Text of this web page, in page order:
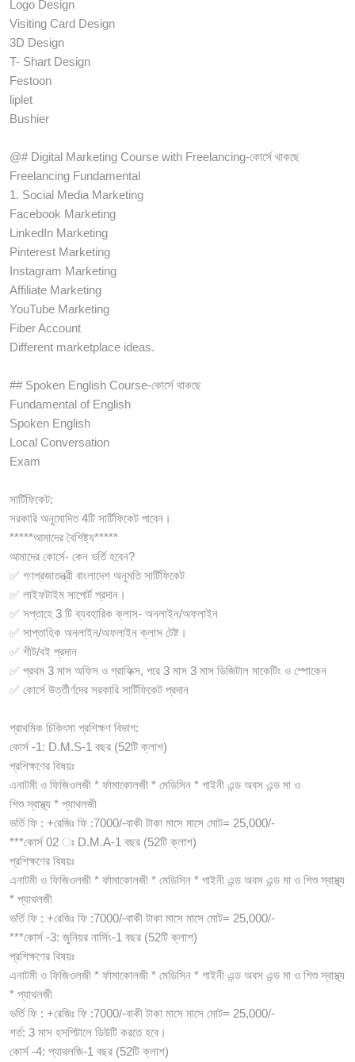
Logo Design
Visiting Card Design
3D Design
T- Shart Design
Festoon
liplet
Bushier
@# Digital Marketing Course with Freelancing-কোর্সে থাকছে
Freelancing Fundamental
1. Social Media Marketing
Facebook Marketing
LinkedIn Marketing
Pinterest Marketing
Instagram Marketing
Affiliate Marketing
YouTube Marketing
Fiber Account
Different marketplace ideas.
## Spoken English Course-কোর্সে থাকছে
Fundamental of English
Spoken English
Local Conversation
Exam
সার্টিফিকেট:
সরকারি অনুমোদিত 4টি সার্টিফিকেট পাবেন।
*****আমাদের বৈশিষ্ট্য*****
আমাদের কোর্সে- কেন ভর্তি হবেন?
✅ গণপ্রজাতন্ত্রী বাংলাদেশ অনুমতি সার্টিফিকেট
✅ লাইফটাইম সাপোর্ট প্রদান।
✅ সপ্তাহে 3 টি ব্যবহারিক ক্লাস- অনলাইন/অফলাইন
✅ সাপ্তাহিক অনলাইন/অফলাইন ক্লাস টেষ্ট।
✅ শীট/বই প্রদান
✅ প্রথম 3 মাস অফিস ও গ্রাফিক্স, পরে 3 মাস 3 মাস ডিজিটাল মাকেটিং ও স্পোকেন
✅ কোর্সে উর্ত্তীর্ণদের সরকারি সার্টিফিকেট প্রদান
প্রাথমিক চিকিৎসা প্রশিক্ষণ বিভাগ:
কোর্স -1: D.M.S-1 বছর (52টি ক্লাশ)
প্রশিক্ষণের বিষয়ঃ
এনাটমী ও ফিজিওলজী * র্ফামাকোলজী * মেডিসিন * গাইনী এন্ড অবস এন্ড মা ও
শিশু স্বাস্থ্য * প্যাথলজী
ভর্তি ফি : +রেজিঃ ফি :7000/-বাকী টাকা মাসে মাসে মোট= 25,000/-
***কোর্স 02 ঃ D.M.A-1 বছর (52টি ক্লাশ)
প্রশিক্ষণের বিষয়ঃ
এনাটমী ও ফিজিওলজী * র্ফামাকোলজী * মেডিসিন * গাইনী এন্ড অবস এন্ড মা ও শিশু স্বাস্থ্য
* প্যাথলজী
ভর্তি ফি : +রেজিঃ ফি :7000/-বাকী টাকা মাসে মাসে মোট= 25,000/-
***কোর্স -3: জুনিয়র নার্সিং-1 বছর (52টি ক্লাশ)
প্রশিক্ষণের বিষয়ঃ
এনাটমী ও ফিজিওলজী * র্ফামাকোলজী * মেডিসিন * গাইনী এন্ড অবস এন্ড মা ও শিশু স্বাস্থ্য
* প্যাথলজী
ভর্তি ফি : +রেজিঃ ফি :7000/-বাকী টাকা মাসে মাসে মোট= 25,000/-
শর্ত: 3 মাস হসপিটালে ডিউটি করতে হবে।
কোর্স -4: প্যাথলজি-1 বছর (52টি ক্লাশ)